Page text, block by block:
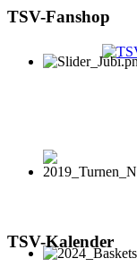
TSV-Fanshop
TSV-Kalender